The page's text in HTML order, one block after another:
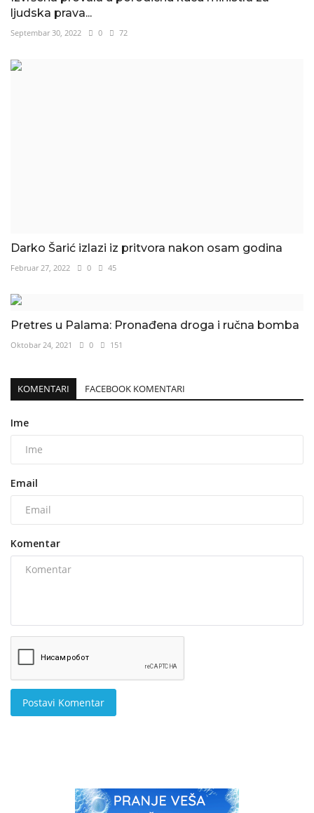
ljudska prava...
Septembar 30, 2022 0 72
Darko Šarić izlazi iz pritvora nakon osam godina
Februar 27, 2022 0 45
Pretres u Palama: Pronađena droga i ručna bomba
Oktobar 24, 2021 0 151
KOMENTARI FACEBOOK KOMENTARI
Ime
Email
Komentar
Postavi Komentar